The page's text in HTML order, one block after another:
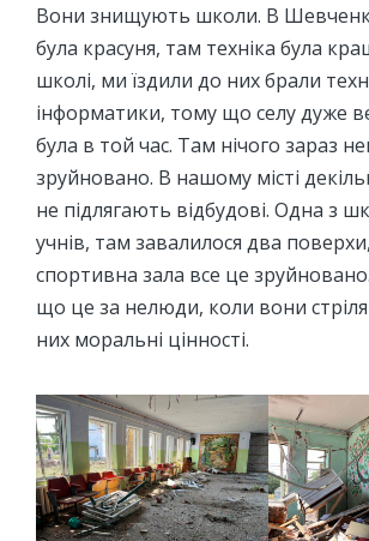
Вони знищують школи. В
була красуня, там техніка була
школі, ми їздили до них брали
інформатики, тому що селу дуже
була в той час. Там нічого зараз
зруйновано. В нашому місті
не підлягають відбудові. Одна з
учнів, там завалилося два
спортивна зала все це
що це за нелюди, коли вони
них моральні цінності.